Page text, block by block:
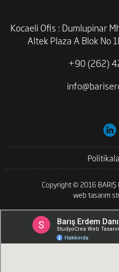
Kocaeli Ofis : Dumlupinar
Altek Plaza A Blok No
+90 (262)
Copyright © 2016 BARIŞ
web tasarım